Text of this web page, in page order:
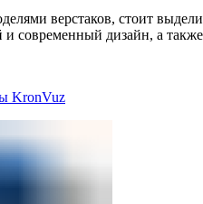
верстаков, стоит
и современный дизайн, а
KronVuz